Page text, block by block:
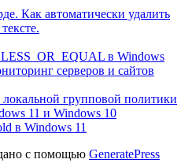
Как автоматически удалить
в Windows
серверов и сайтов
групповой политики
11 и Windows 10
в Windows 11
с помощью GeneratePress